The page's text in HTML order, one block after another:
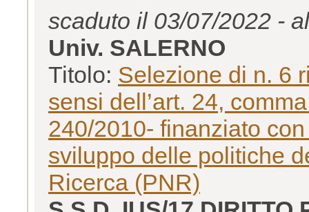
scaduto il 03/07/2022 -
Univ. SALERNO
Titolo: Selezione di n. 6
sensi dell’art. 24,
240/2010- finanziato
sviluppo delle politiche
Ricerca (PNR)